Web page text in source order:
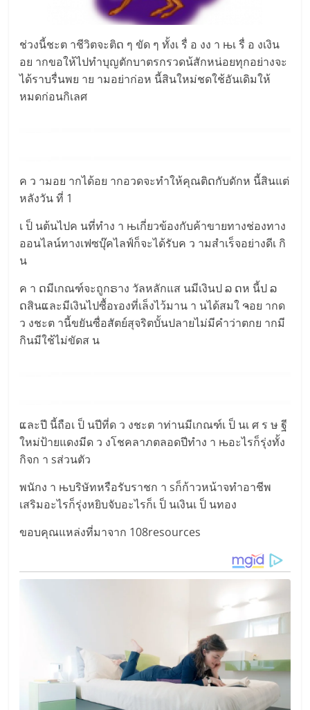
ช่วงนี้ชะต าชีวิตจะติດ ๆ ขัด ๆ ทั้งเ รื่ อ งง า њเ รื่ อ งเงิน
อย ากขอให้ไปทำบุญตักบาตรกรวดน้สักหน่อยทุกอย่างจะ
ได้ราบรื่นพย าย ามอย่าก่อห นี้สินใหม่ชดใช้อันเดิมให้
หมดก่อนกิเลศ
ค ว ามอย ากได้อย ากอวดจะทำให้คุณติດกับดักห นี้สินแต่
หลังวัน ที่ 1
เ ป็ นต้นไปค นที่ทำง า њเกี่ยวข้องกับค้าขายทางช่องทาง
ออนไลน์ทางเฟซบุ๊คไลฟ์ก็จะได้รับค ว ามสำเร็จอย่างดีเ กิ
น
ค า ດมีเกณฑ์จะถูกຣาง วัลหลักแส นมีเงินป ລ ດห นี้ป ລ
ດสินແละมีเงินไปซื้อɤองที่เล็งไว้มาน า นได้สมใ ຈอย ากด
ว งชะต านี้ขยันซื่อสัตย์สุจริตบั้นปลายไม่มีคำว่าตกย ากมี
กินมีใช้ไม่ขัดส น
ແละปี นี้ถือเ ป็ นปีที่ด ว งชะต าท่านมีเกณฑ์เ ป็ นเ ศ ร ษ ฐี
ใหม่ป้ายแดงมีด ว งโชคลาภตลอดปีทำง า њอะไรก็รุ่งทั้ง
กิจก า sส่วนตัว
พนักง า њบริษัทหรือรับราชก า sก็ก้าวหน้าจทำอาชีพ
เสริมอะไรก็รุ่งหยิบจับอะไรก็เ ป็ นเงินเ ป็ นทอง
ขอบคุณแหล่งที่มาจาก 108resources